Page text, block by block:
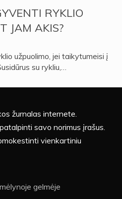
RYKLIO
JAM AKIS?
užpuolimo, jei taikytumeisi į
su rykliu,…
žurnalas internete.
savo norimus įrašus.
vienkartiniu
gelmėje